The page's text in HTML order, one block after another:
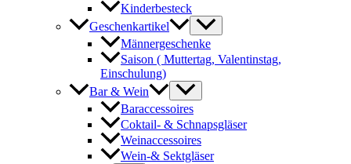
Kinderbesteck
Geschenkartikel
Männergeschenke
Saison ( Muttertag, Valentinstag,
Einschulung)
Bar & Wein
Baraccessoires
Coktail- & Schnapsgläser
Weinaccessoires
Wein-& Sektgläser